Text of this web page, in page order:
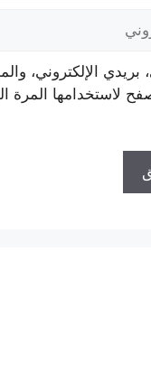
الإلكتروني،
لاستخدامها المرة